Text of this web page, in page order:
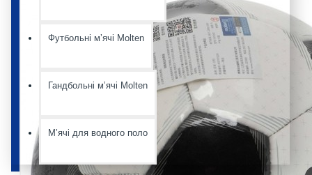
Футбольні мʼячі Molten
Гандбольні мʼячі Molten
Мʼячі для водного поло